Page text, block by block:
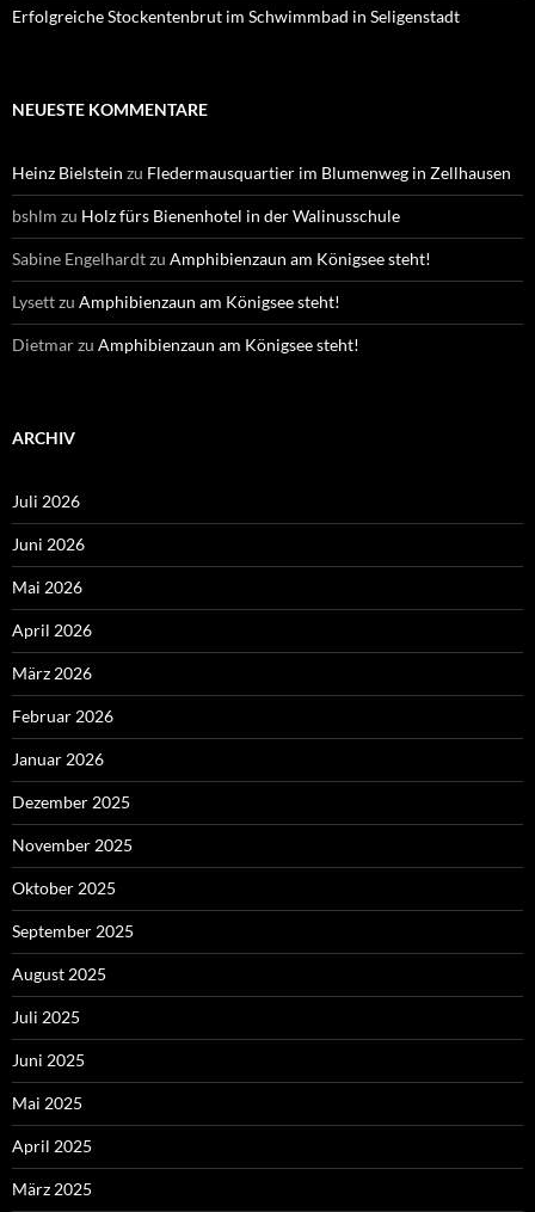
Erfolgreiche Stockentenbrut im Schwimmbad in Seligenstadt
NEUESTE KOMMENTARE
Heinz Bielstein zu Fledermausquartier im Blumenweg in Zellhausen
bshlm zu Holz fürs Bienenhotel in der Walinusschule
Sabine Engelhardtzu Amphibienzaun am Königsee steht!
Lysettzu Amphibienzaun am Königsee steht!
Dietmarzu Amphibienzaun am Königsee steht!
ARCHIV
Juli 2026
Juni 2026
Mai 2026
April 2026
März 2026
Februar 2026
Januar 2026
Dezember 2025
November 2025
Oktober 2025
September 2025
August 2025
Juli 2025
Juni 2025
Mai 2025
April 2025
März 2025